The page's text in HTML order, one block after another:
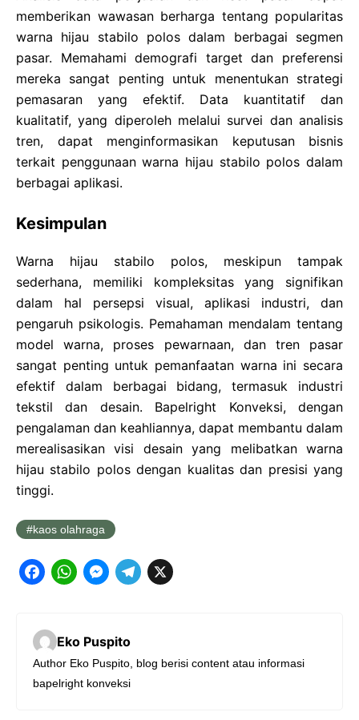
memberikan wawasan berharga tentang popularitas
warna hijau stabilo polos dalam berbagai segmen
pasar. Memahami demografi target dan preferensi
mereka sangat penting untuk menentukan strategi
pemasaran yang efektif. Data kuantitatif dan
kualitatif, yang diperoleh melalui survei dan analisis
tren, dapat menginformasikan keputusan bisnis
terkait penggunaan warna hijau stabilo polos dalam
berbagai aplikasi.
Kesimpulan
Warna hijau stabilo polos, meskipun tampak
sederhana, memiliki kompleksitas yang signifikan
dalam hal persepsi visual, aplikasi industri, dan
pengaruh psikologis. Pemahaman mendalam tentang
model warna, proses pewarnaan, dan tren pasar
sangat penting untuk pemanfaatan warna ini secara
efektif dalam berbagai bidang, termasuk industri
tekstil dan desain. Bapelright Konveksi, dengan
pengalaman dan keahliannya, dapat membantu dalam
merealisasikan visi desain yang melibatkan warna
hijau stabilo polos dengan kualitas dan presisi yang
tinggi.
kaos olahraga
F
e
b
W
t
s
M
s
e
T
e
g
X
Eko Puspito
Author Eko Puspito, blog berisi content atau informasi
bapelright konveksi